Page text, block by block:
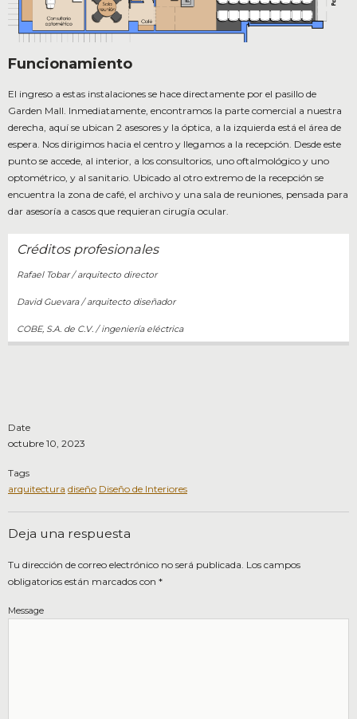
Funcionamiento
El ingreso a estas instalaciones se hace directamente por el pasillo de
Garden Mall. Inmediatamente, encontramos la parte comercial a nuestra
derecha, aquí se ubican 2 asesores y la óptica, a la izquierda está el área de
espera. Nos dirigimos hacia el centro y llegamos a la recepción. Desde este
punto se accede, al interior, a los consultorios, uno oftalmológico y uno
optométrico, y al sanitario. Ubicado al otro extremo de la recepción se
encuentra la zona de café, el archivo y una sala de reuniones, pensada para
dar asesoría a casos que requieran cirugía ocular.
Créditos profesionales
Rafael Tobar / arquitecto director
David Guevara / arquitecto diseñador
COBE, S.A. de C.V. / ingeniería eléctrica
Date
octubre 10, 2023
Tags
arquitectura diseño Diseño de Interiores
Deja una respuesta
Tu dirección de correo electrónico no será publicada. Los campos
obligatorios están marcados con *
Message